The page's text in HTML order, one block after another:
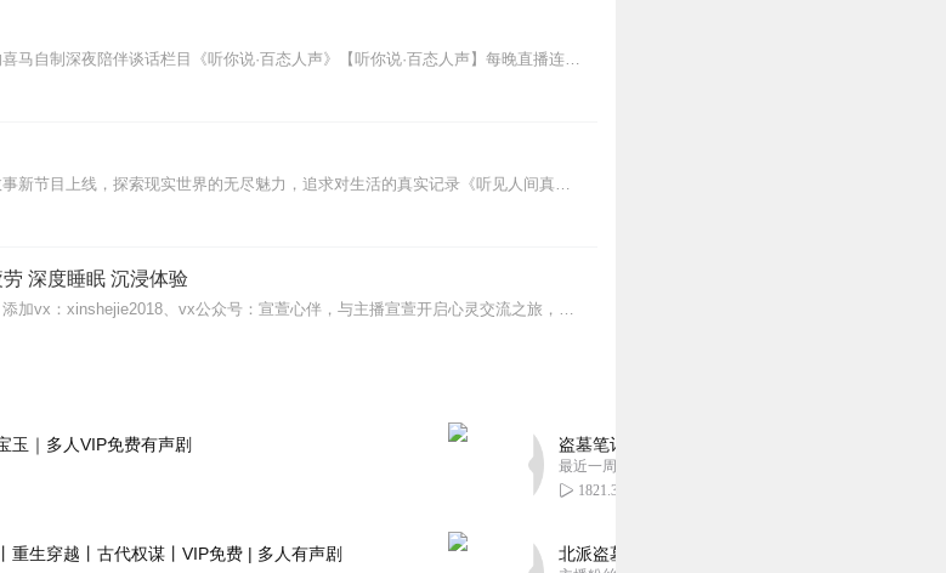
欢迎各位关注和订阅我参与创作的喜马自制深夜陪伴谈话栏目《听你说·百态人声》【听你说·百态人声】每晚直播连线真实人间故事|叶文现场互动中|人间冷暖，抱团取暖每周...
感动的、治愈的、伴你入眠的好故事新节目上线，探索现实世界的无尽魅力，追求对生活的真实记录《听见人间真相》（点击名称，直达专辑）网易人间故事集持续更新中，邀您关注...
深度睡眠 沉浸体验
如果你还感到焦虑、困惑、无助，添加vx：xinshejie2018、vx公众号：宣萱心伴，与主播宣萱开启心灵交流之旅，共建温暖的精神家园！如果你喜欢我的内容，请...
玉｜多人VIP免费有声剧
重生穿越丨古代权谋丨VIP免费 | 多人有声剧
盗墓笔记 全8部丨豪华CV版丨苏尚卿&边江 领衔
最近一周更新
1821.37万
北派盗墓笔记丨头陀渊出品丨悬疑灵异丨摸金校尉